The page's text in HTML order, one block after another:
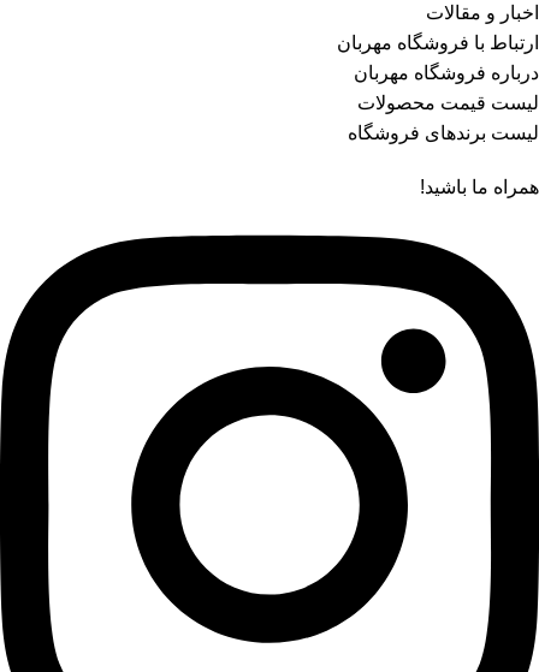
اخبار و مقالات
ارتباط با فروشگاه مهربان
درباره فروشگاه مهربان
لیست قیمت محصولات
لیست برندهای فروشگاه
همراه ما باشید!